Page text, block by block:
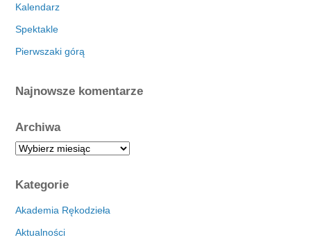
Kalendarz
Spektakle
Pierwszaki górą
Najnowsze komentarze
Archiwa
A
h
i
a
Kategorie
Akademia Rękodzieła
Aktualności